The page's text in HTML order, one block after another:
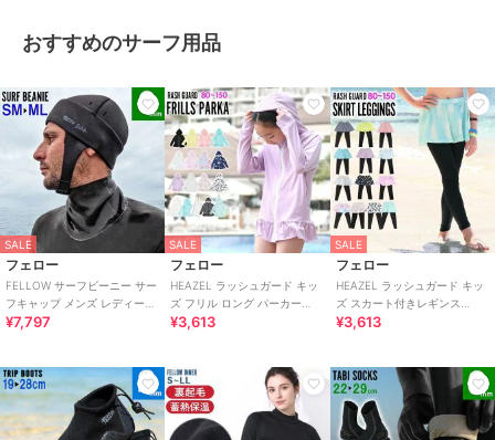
おすすめのサーフ用品
SALE
フェロー
FELLOW サーフビーニー サー
フキャップ メンズ レディース
3mm ジャージ ヘッドキャッ
¥7,797
SALE
フェロー
HEAZEL ラッシュガード キッ
ズ フリル ロング パーカー
UPF50+ 接触冷感 UVカット
¥3,613
SALE
フェロー
HEAZEL ラッシュガード キッ
ズ スカート付きレギンス
UPF50+ 接触冷感 UVカット
¥3,613